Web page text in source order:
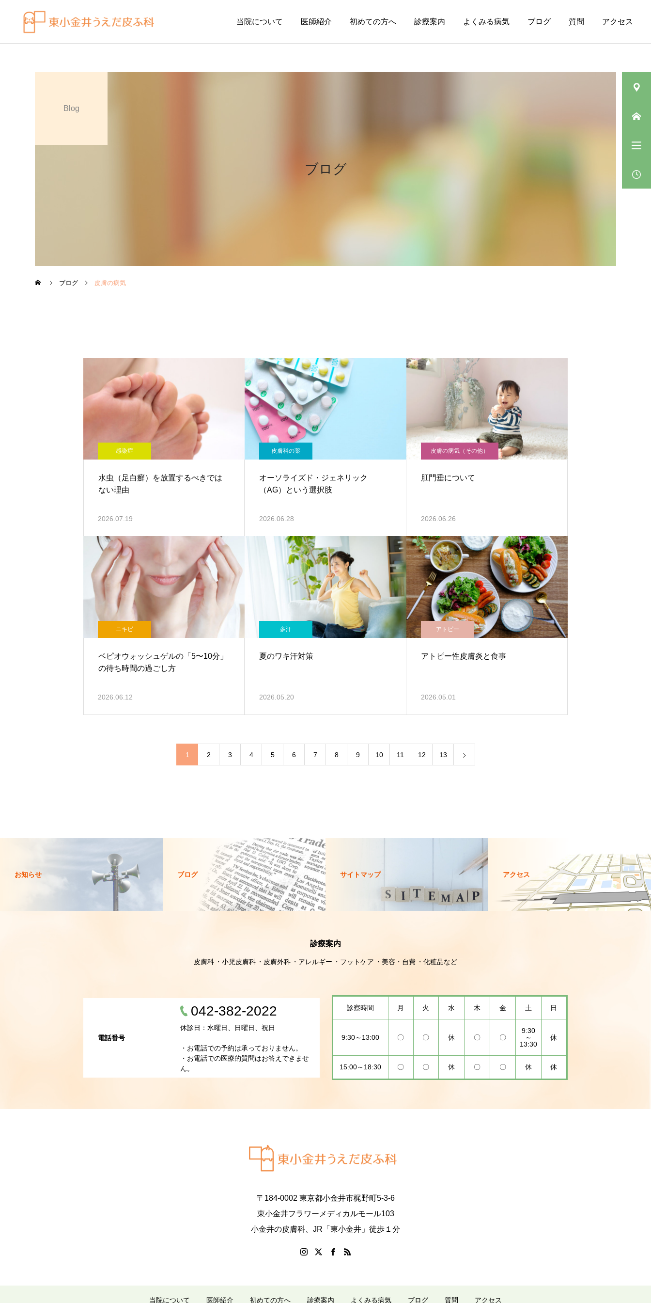
当院について 医師紹介 初めての方へ 診療案内 よくみる病気 ブログ 質問 アクセス
ビラノア（ビラスチン）を
～エキシマライト（紫外線
ベピオウォッシュゲルの
ブログ
Blog
ブログ 皮膚の病気
感染症
水虫（足白癬）を放置するべきでは
ない理由
2026.07.19
皮膚科の薬
オーソライズド・ジェネリック
（AG）という選択肢
2026.06.28
皮膚の病気（その他）
肛門垂について
2026.06.26
ニキビ
ベピオウォッシュゲルの「5〜10分」
の待ち時間の過ごし方
2026.06.12
多汗
夏のワキ汗対策
2026.05.20
アトピー
アトピー性皮膚炎と食事
2026.05.01
1 2 3 4 5 6 7 8 9 10 11 12 13
お知らせ ブログ サイトマップ アクセス
診療案内
皮膚科 小児皮膚科 皮膚外科 アレルギー フットケア 美容・自費 化粧品など
電話番号
042-382-2022
休診日：水曜日、日曜日、祝日
・お電話での予約は承っておりません。
・お電話での医療的質問はお答えできませ
ん。
診察時間 月 火 水 木 金 土 日
9:30～13:00 〇 〇 休 〇 〇
9:30
～
13:30
休
15:00～18:30 〇 〇 休 〇 〇 休 休
〒184-0002 東京都小金井市梶野町5-3-6
東小金井フラワーメディカルモール103
小金井の皮膚科、JR「東小金井」徒歩１分
当院について 医師紹介 初めての方へ 診療案内 よくみる病気 ブログ 質問 アクセス